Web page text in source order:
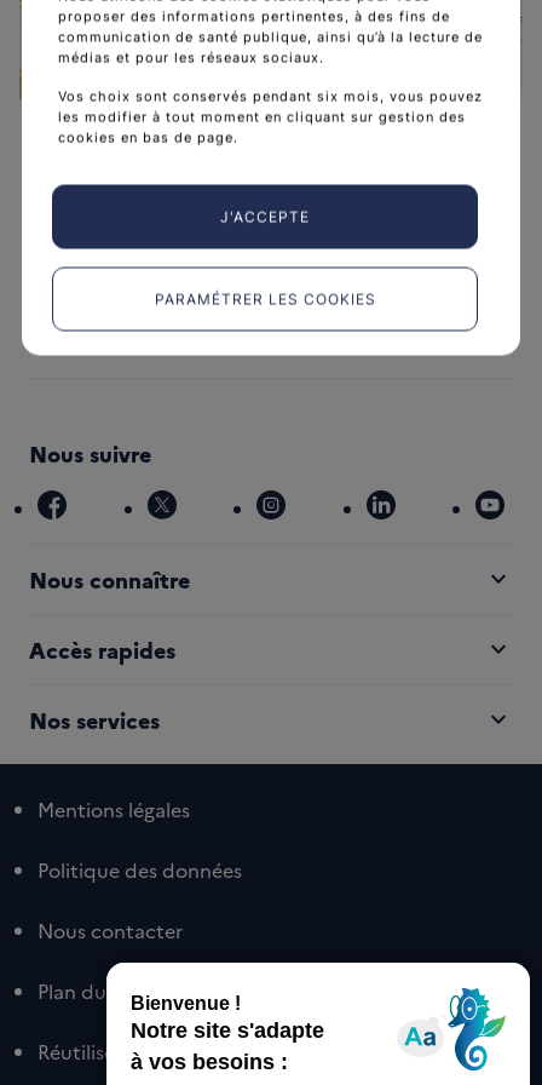
Leaflet |©OpenStreetMapcontributors
L'Institut national du cancer est l’agence d'expertise
sanitaire et scientifique en cancérologie de l’État.
arrow_forward
Nous suivre
facebook x instagram linkedin
Nous connaître expand_more
Accès rapides expand_more
Nos services expand_more
Mentions légales
Politique des données
Nous contacter
Plan du site
Réutiliser nos contenus
proposer des informations pertinentes, à des fins de
communication de santé publique, ainsi qu’à la lecture de
médias et pour les réseaux sociaux.
Vos choix sont conservés pendant six mois, vous pouvez
les modifier à tout moment en cliquant sur gestion des
cookies en bas de page.
J'ACCEPTE
PARAMÉTRER LES COOKIES